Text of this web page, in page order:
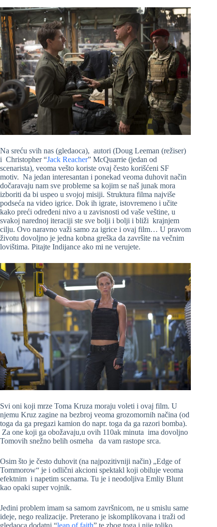
Na sreću svih nas (gledaoca), autori (Doug Leeman (režiser)
i Christopher “Jack Reacher” McQuarrie (jedan od
scenarista), veoma vešto koriste ovaj često korišćeni SF
motiv. Na jedan interesantan i ponekad veoma duhovit način
dočaravaju nam sve probleme sa kojim se naš junak mora
izboriti da bi uspeo u svojoj misiji. Struktura filma najviše
podseća na video igrice. Dok ih igrate, istovremeno i učite
kako preći određeni nivo a u zavisnosti od vaše veštine, u
svakoj narednoj iteraciji ste sve bolji i bolji i bliži krajnjem
cilju. Ovo naravno važi samo za igrice i ovaj film… U pravom
životu dovoljno je jedna kobna greška da završite na večnim
lovištima. Pitajte Indijance ako mi ne verujete.
Svi oni koji mrze Toma Kruza moraju voleti i ovaj film. U
njemu Kruz zagine na bezbroj veoma grozomornih načina (od
toga da ga pregazi kamion do napr. toga da ga razori bomba).
Za one koji ga obožavaju,u ovih 110ak minuta ima dovoljno
Tomovih snežno belih osmeha da vam rastope srca.
Osim što je često duhovit (na najpozitivniji način) „Edge of
Tommorow“ je i odlični akcioni spektakl koji obiluje veoma
efektnim i napetim scenama. Tu je i neodoljiva Emliy Blunt
kao opaki super vojnik.
Jedini problem imam sa samom završnicom, ne u smislu same
ideje, nego realizacije. Preterano je iskomplikovana i traži od